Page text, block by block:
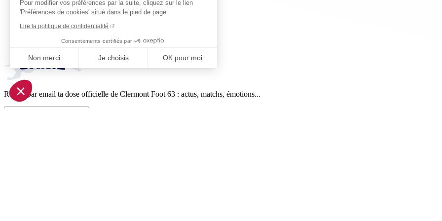
Pour modifier vos préférences par la suite, cliquez sur le lien
'Préférences de cookies' situé dans le pied de page.
Lire la politique de confidentialité
Consentements certifiés par
Non merci Je choisis OK pour moi
Axeptio consent
Plateforme de Gestion du Consentement : Personnalisez vos Options
Notre plateforme vous permet d'adapter et de gérer vos paramètres de confidentialité, en garantissant la conformité avec
Reçois par email ta dose officielle de Clermont Foot 63 : actus, matchs, émotions...